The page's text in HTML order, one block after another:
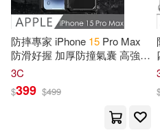
全國衛生專業技術資格
寫專家委員會
百官網公職師資群(185)
Idees Cadeaux(173)
中國鐵道出版社(1422)
北京理工大學出版社
國防工業出版社(1335)
電子書 (可複選)
適合手機平板閱讀(2332)
適合平板閱讀(4582)
防摔專家 iPhone 15 Pro Max
防滑好握 加厚防撞氣囊 高強度
保護殼 黑
3C
$399 $499